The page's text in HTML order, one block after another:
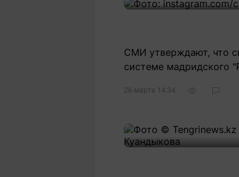
СМИ утверждают, что
системе мадридского
26 марта 14:34